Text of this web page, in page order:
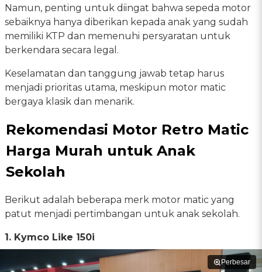
Namun, penting untuk diingat bahwa sepeda motor
sebaiknya hanya diberikan kepada anak yang sudah
memiliki KTP dan memenuhi persyaratan untuk
berkendara secara legal.
Keselamatan dan tanggung jawab tetap harus
menjadi prioritas utama, meskipun motor matic
bergaya klasik dan menarik.
Rekomendasi Motor Retro Matic
Harga Murah untuk Anak
Sekolah
Berikut adalah beberapa merk motor matic yang
patut menjadi pertimbangan untuk anak sekolah.
1. Kymco Like 150i
Perbesar